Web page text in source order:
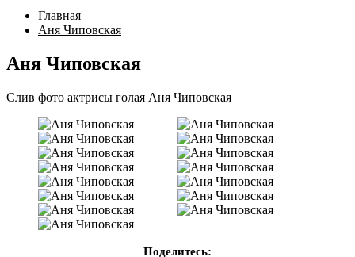
Главная
Аня Чиповская
Аня Чиповская
Слив фото актрисы голая Аня Чиповская
Поделитесь: